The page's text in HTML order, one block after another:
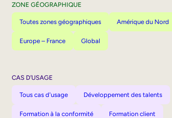
ZONE GÉOGRAPHIQUE
Toutes zones géographiques Amérique du Nord
Europe – France Global
CAS D’USAGE
Tous cas d'usage Développement des talents
Formation à la conformité Formation client